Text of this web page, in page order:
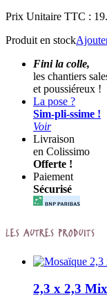
Prix Unitaire TTC :
Produit en stock
Fini la colle,
les chantiers
et poussiéreux !
La pose ?
Sim-pli-ssime !
Voir
Livraison
en Colissimo
Offerte !
Paiement
Sécurisé
2,3 x 2,3